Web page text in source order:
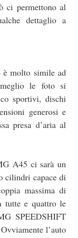
ci permettono al
dettaglio a
molto simile ad
le foto si
sportivi, dischi
generosi e
presa d’aria al
A45 ci sarà un
cilindri capace di
massima di
tutte e quattro le
SPEEDSHIFT
l’auto